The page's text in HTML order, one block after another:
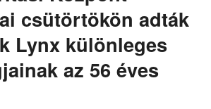
csütörtökön adták
Lynx különleges
az 56 éves